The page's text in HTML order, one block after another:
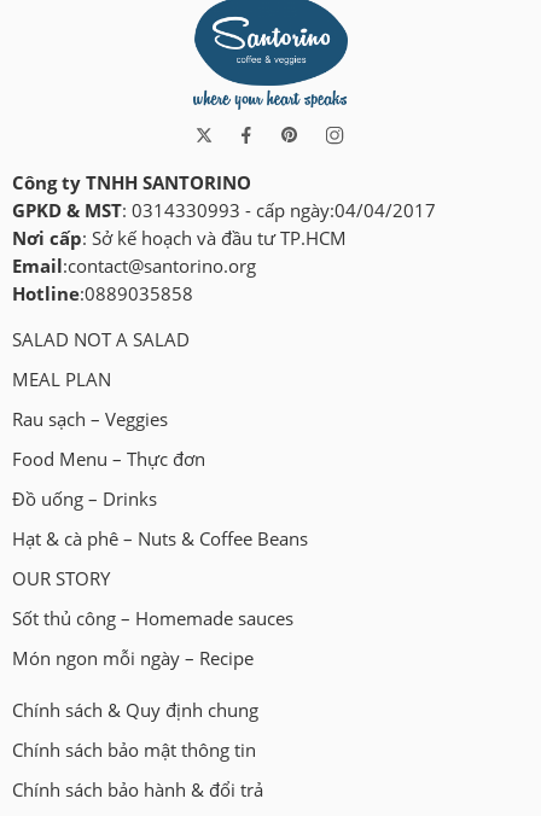
Công ty TNHH SANTORINO
GPKD & MST: 0314330993 - cấp ngày:04/04/2017
Nơi cấp: Sở kế hoạch và đầu tư TP.HCM
Email:contact@santorino.org
Hotline:0889035858
SALAD NOT A SALAD
MEAL PLAN
Rau sạch – Veggies
Food Menu – Thực đơn
Đồ uống – Drinks
Hạt & cà phê – Nuts & Coffee Beans
OUR STORY
Sốt thủ công – Homemade sauces
Món ngon mỗi ngày – Recipe
Chính sách & Quy định chung
Chính sách bảo mật thông tin
Chính sách bảo hành & đổi trả